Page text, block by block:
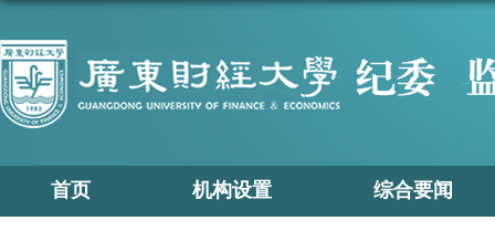
首页 机构设置 综合要闻